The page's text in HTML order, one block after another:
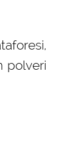
polveri